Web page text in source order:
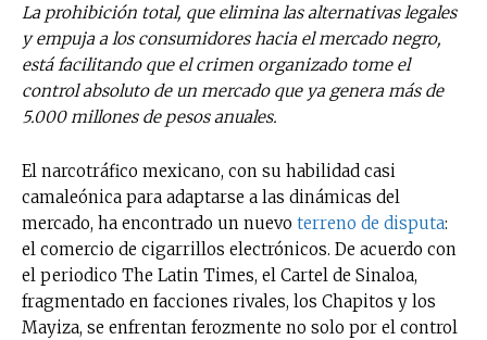
La prohibición total, que elimina las alternativas legales
y empuja a los consumidores hacia el mercado negro,
está facilitando que el crimen organizado tome el
control absoluto de un mercado que ya genera más de
5.000 millones de pesos anuales.
El narcotráfico mexicano, con su habilidad casi
camaleónica para adaptarse a las dinámicas del
mercado, ha encontrado un nuevo terreno de disputa:
el comercio de cigarrillos electrónicos. De acuerdo con
el periodico The Latin Times, el Cartel de Sinaloa,
fragmentado en facciones rivales, los Chapitos y los
Mayiza, se enfrentan ferozmente no solo por el control